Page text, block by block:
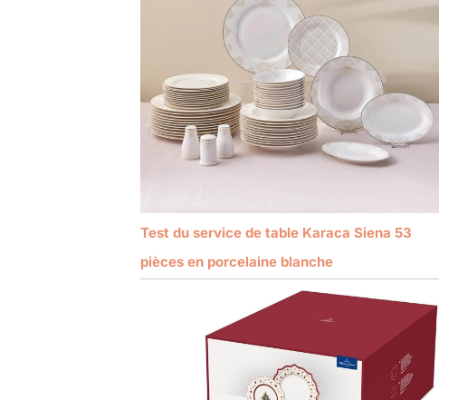
Test du service de table Karaca Siena 53
pièces en porcelaine blanche